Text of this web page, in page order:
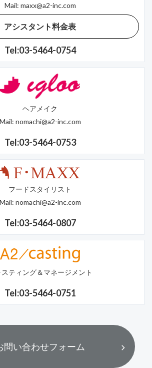
Mail: maxx@a2-inc.com
アシスタント料金表
Tel:03-5464-0754
ヘアメイク
Mail: nomachi@a2-inc.com
Tel:03-5464-0753
フードスタイリスト
Mail: nomachi@a2-inc.com
Tel:03-5464-0807
スティング＆マネージメント
Tel:03-5464-0751
問い合わせフォーム